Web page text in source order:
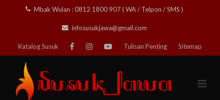
Mbak Wulan : 0812 1800 907 ( WA / Telpon / SMS )
infosusukjawa@gmail.com
Katalog Susuk Tulisan Penting Sitemap